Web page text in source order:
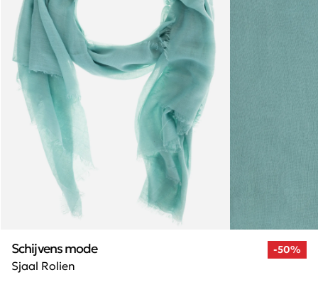
-50%
Sjaal Rolien
Schijvens mode